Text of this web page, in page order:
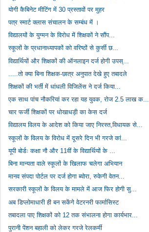
योगी कैबिनेट मीटिंग में 30 प्रस्तावों पर मुहर
पत्र स्मार्ट क्लास संचालन के सम्बंध में ।
विद्यालयों के युग्मन के विरोध में शिक्षकों ने सौंप...
स्कूलों के प्रधानाध्यापकों को वरिष्ठों से कुर्सी छ...
विद्यार्थियों और शिक्षकों की ऑनलाइन दर्ज होगी उपस्...
.....तो क्या बिना शिक्षक-छात्र अनुपात देखे हुए तबादले
शिक्षकों की भर्ती में धांधली विजिलेंस ने दर्ज किया...
एक साथ पांच नौकरियां कर रहा यह युवक, रोज 2.5 लाख क...
चार फर्जी शिक्षकों पर धोखाधड़ी का केस दर्ज
विद्यालय विलय के आदेश को किया जाए निरस्त,विधायक से...
स्कूलों के विलय के विरोध में दूसरे दिन भी गरजे कां...
यूपी बोर्डः कक्षा नौ और 11वीं के विद्यार्थियों के ...
बिना मान्यता वाले स्कूलों के खिलाफ चलेगा अभियान
मानव संपदा पोर्टल पर दर्ज होगा ब्योरा, रुकेगी वेतन...
सरकारी स्कूलों के विलय के मामले में आज फिर होगी सु...
अब डिप्लोमाधारी ही बन सकेंगे वेटरनरी फार्मासिस्ट
तबादला पाए शिक्षकों को 12 तक संभालना होगा कार्यभार...
पुरानी पेंशन बहाली को लेकर गरजे रेलकर्मी